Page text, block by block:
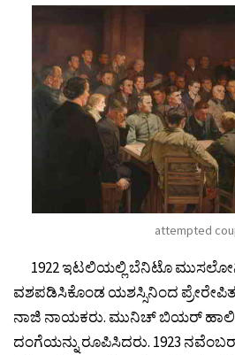
attempted
1922 ಇಟಲಿಯಲ್ಲಿ ಬೆನಿಟೊ
ವಶಪಡಿಸಿಕೊಂಡ ಯಶಸ್ಸಿನಿಂದ
ನಾಜಿ ನಾಯಕರು. ಮುನಿಚ್ ಬಿಯರ್
ದಂಗೆಯನ್ನು ರೂಪಿಸಿದರು. 1923 ನವೆಂಬರ್